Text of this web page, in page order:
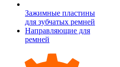
Зажимные пластины
для зубчатых ремней
Направляющие для
ремней